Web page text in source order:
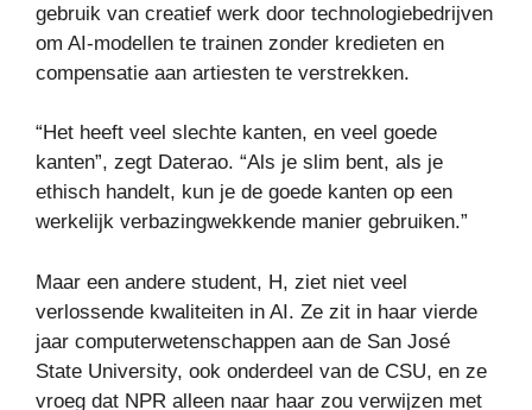
gebruik van creatief werk door technologiebedrijven
om AI-modellen te trainen zonder kredieten en
compensatie aan artiesten te verstrekken.
“Het heeft veel slechte kanten, en veel goede
kanten”, zegt Daterao. “Als je slim bent, als je
ethisch handelt, kun je de goede kanten op een
werkelijk verbazingwekkende manier gebruiken.”
Maar een andere student, H, ziet niet veel
verlossende kwaliteiten in AI. Ze zit in haar vierde
jaar computerwetenschappen aan de San José
State University, ook onderdeel van de CSU, en ze
vroeg dat NPR alleen naar haar zou verwijzen met